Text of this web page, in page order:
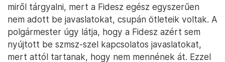
miről tárgyalni, mert a Fidesz egész egyszerűen
nem adott be javaslatokat, csupán ötleteik voltak. A
polgármester úgy látja, hogy a Fidesz azért sem
nyújtott be szmsz-szel kapcsolatos javaslatokat,
mert attól tartanak, hogy nem mennének át. Ezzel